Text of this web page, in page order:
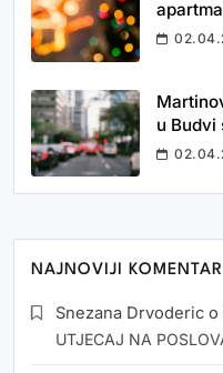
u Budvi
NAJNOVIJI
Snezana Drvoderic o
UTJECAJ NA